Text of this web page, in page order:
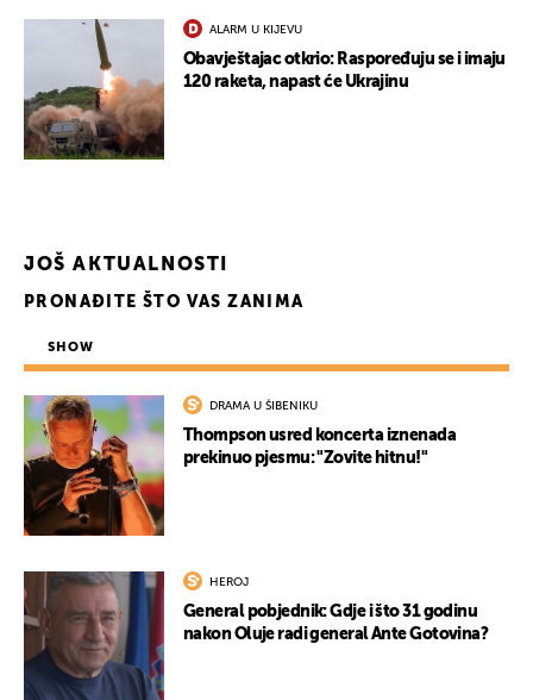
ALARM U KIJEVU
Obavještajac otkrio: Raspoređuju se i imaju
120 raketa, napast će Ukrajinu
JOŠ AKTUALNOSTI
PRONAĐITE ŠTO VAS ZANIMA
SHOW
DRAMA U ŠIBENIKU
Thompson usred koncerta iznenada
prekinuo pjesmu: "Zovite hitnu!"
HEROJ
General pobjednik: Gdje i što 31 godinu
nakon Oluje radi general Ante Gotovina?